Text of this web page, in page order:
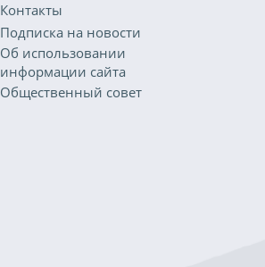
Контакты
Подписка на новости
Об использовании
информации сайта
Общественный совет